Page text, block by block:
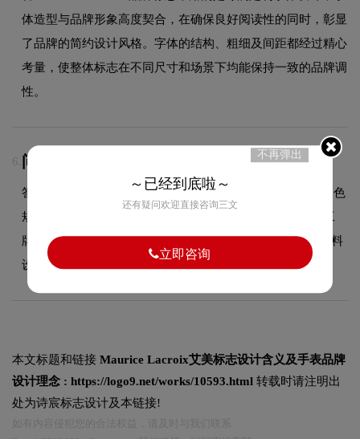
体造型与品牌形象高度契合，在确保良好阅读性的同时，彰显
了品牌的简约设计风格。字体的结构、粗细及间距都经过精心
考量，使整体标志在不同尺寸和场景下均能保持一致的品牌调
性。
6. 问：VI设计包含哪些物料？
答：VI设计包含基础系统（LOGO规范、标准色规范、辅助色
规范、标准字体规范）和应用系统（名片、信封、信纸、工
牌、纸杯、手提袋、PPT模板、员工胸牌等全套企业视觉物料
设计）。
本文标题和链接 Maurice Lacroix艾美标志设计含义及手表品牌
设计理念 : https://logo9.net/works/10593.html 转载时请注明出
处为诗宸标志设计及本链接!
不再弹出
～已经到底啦～
还有疑问欢迎直接咨询三文
立即咨询